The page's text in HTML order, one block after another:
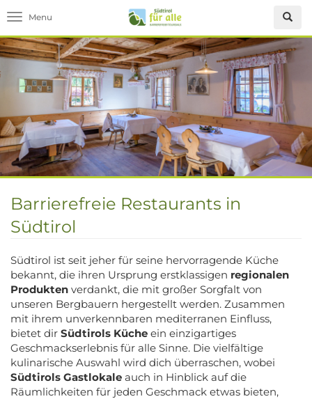
Toggle navigation
Barrierefreie Restaurants in
Südtirol
Südtirol ist seit jeher für seine hervorragende Küche
bekannt, die ihren Ursprung erstklassigen regionalen
Produkten verdankt, die mit großer Sorgfalt von
unseren Bergbauern hergestellt werden. Zusammen
mit ihrem unverkennbaren mediterranen Einfluss,
bietet dir Südtirols Küche ein einzigartiges
Geschmackserlebnis für alle Sinne. Die vielfältige
kulinarische Auswahl wird dich überraschen, wobei
Südtirols Gastlokale auch in Hinblick auf die
Räumlichkeiten für jeden Geschmack etwas bieten,